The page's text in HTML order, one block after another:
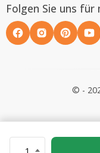
1
Folgen Sie uns
© -